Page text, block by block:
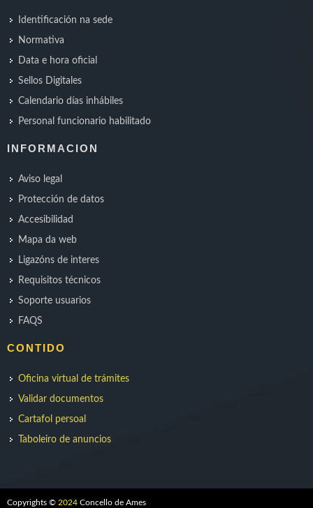
Identificación na sede
Normativa
Data e hora oficial
Sellos Digitales
Calendario días inhábiles
Personal funcionario habilitado
INFORMACION
Aviso legal
Protección de datos
Accesibilidad
Mapa da web
Ligazóns de interes
Requisitos técnicos
Soporte usuarios
FAQS
CONTIDO
Oficina virtual de trámites
Validar documentos
Cartafol persoal
Taboleiro de anuncios
Copyrights © 2024 Concello de Ames